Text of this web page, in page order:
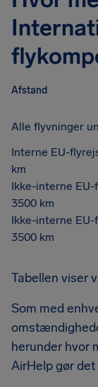
Afstand
Alle flyvninger
Interne EU-
km
Ikke-interne
3500 km
Ikke-interne
3500 km
Tabellen viser
Som med
herunder hvor
AirHelp gør